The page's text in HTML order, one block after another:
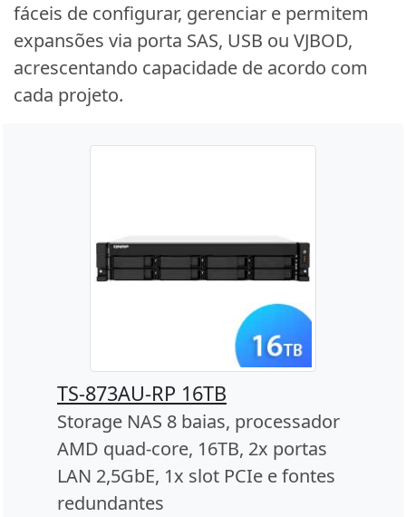
fáceis de configurar, gerenciar e permitem
expansões via porta SAS, USB ou VJBOD,
acrescentando capacidade de acordo com
cada projeto.
TS-873AU-RP 16TB
Storage NAS 8 baias, processador
AMD quad-core, 16TB, 2x portas
LAN 2,5GbE, 1x slot PCIe e fontes
redundantes